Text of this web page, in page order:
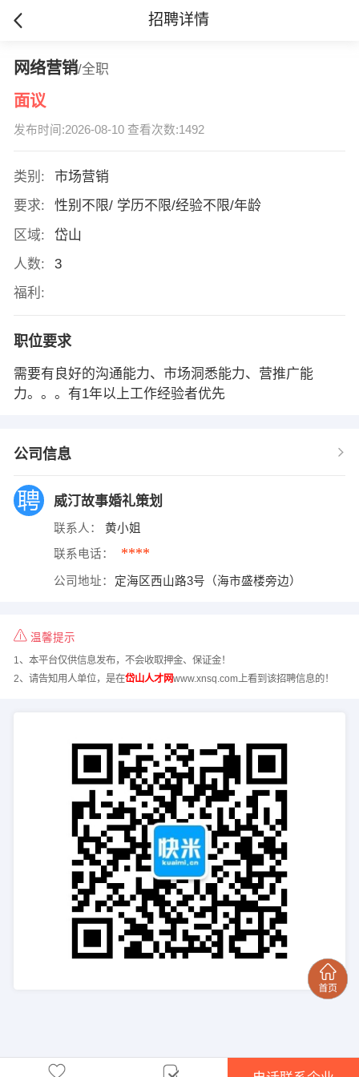
招聘详情
网络营销/全职
面议
发布时间:2026-08-10 查看次数:1492
类别:
市场营销
要求:
性别不限/ 学历不限/经验不限/年龄
区域:
岱山
人数:
3
福利:
职位要求
需要有良好的沟通能力、市场洞悉能力、营推广能
力。。。有1年以上工作经验者优先
公司信息
威汀故事婚礼策划
联系人： 黄小姐
联系电话： ****
公司地址： 定海区西山路3号（海市盛楼旁边）
温馨提示
1、本平台仅供信息发布，不会收取押金、保证金！
2、请告知用人单位，是在岱山人才网www.xnsq.com上看到该招聘信息的！